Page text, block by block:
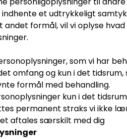
et udtrykkeligt
andet formål, vil vi oplyse
som vi har
omfang og kun i det
formål med behandling.
kun i det
permanent straks vi ikke
aftales særskilt med dig